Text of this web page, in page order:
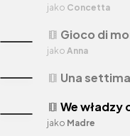
theaters We władzy
jako Madre
jako Concetta
theaters Gioco di
jako Anna
theaters Una